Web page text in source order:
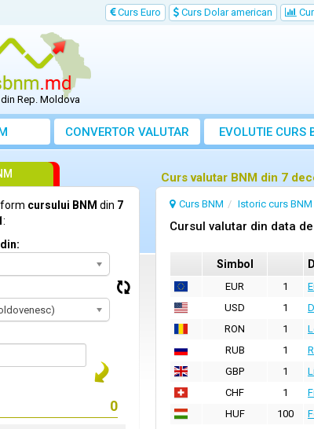
Curs Euro Curs Dolar american
Rep. Moldova
CONVERTOR VALUTAR EVOLUTIE CURS
Curs valutar BNM din 7
Curs BNM Istoric curs BNM
Cursul valutar din data
Simbol
EUR 1
USD
1
RON
1
RUB
1
GBP
1
CHF
1
HUF
100
cursului BNM din 7
: